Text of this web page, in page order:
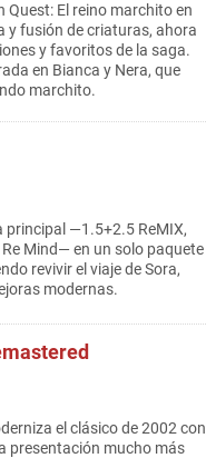
Quest: El reino marchito en
y fusión de criaturas, ahora
y favoritos de la saga.
en Bianca y Nera, que
marchito.
principal —1.5+2.5 ReMIX,
Mind— en un solo paquete
revivir el viaje de Sora,
modernas.
el clásico de 2002 con
presentación mucho más